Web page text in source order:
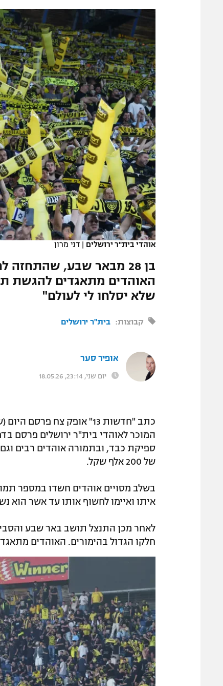
תקנון משתתפים וזוכים בפרסים
תקנון עבור פעילות אלקטרה
תקנון עבור פעילות ספורט 1 – "מרלן"
טניס
גיימינג E-Sports
תנאי שימוש
מדיניות פרטיות
תקנון פעילות ספורט 1
רשיון להקרנה פומבית לבית עסק
הצטרפות לחבילת הערוצים
לוח דרושים – ג'ובנט
תגיות
המגזין
בני
אוהדי בית"ר ירושלים | דני מרון
בן 28 מבאר שבע,
האוהדים מתאגדים להגשת
שלא יסלחו לי לעולם"
קבוצות: בית"ר ירושלים
אופיר סער
יום שני, 23:14, 18.05.26
המוכר לאוהדי בית"ר ירושלים פרסם
ספיקת כבד, ובתמורה אוהדים רבים
של 200 אלף שקל.
בשלב מסויים אוהדים חשדו במספר
איתו ואיימו לחשוף אותו עד אשר הוא
לאחר מכן התנצל תושב באר שבע
חלקו הגדול בהימורים. האוהדים